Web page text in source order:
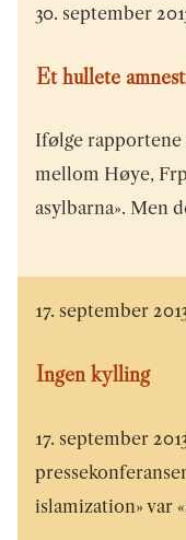
30. september
Et hullete
Ifølge rapportene
mellom Høye,
asylbarna». Men
17. september
Ingen kylling
17. september
islamization» var